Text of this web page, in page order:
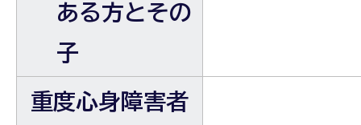
ある方とその
子
重度心身障害者